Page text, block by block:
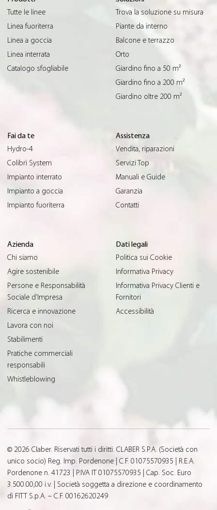
Tutte le linee
Linea fuoriterra
Linea a goccia
Linea interrata
Catalogo sfogliabile
Trova la soluzione su misura
Piante da interno
Balcone e terrazzo
Orto
Giardino fino a 50 m²
Giardino fino a 200 m²
Giardino oltre 200 m²
Fai da te
Hydro-4
Colibrì System
Impianto interrato
Impianto a goccia
Impianto fuoriterra
Assistenza
Vendita, riparazioni
Servizi Top
Manuali e Guide
Garanzia
Contatti
Azienda
Chi siamo
Agire sostenibile
Persone e Responsabilità
Sociale d’Impresa
Ricerca e innovazione
Lavora con noi
Stabilimenti
Pratiche commerciali
responsabili
Whistleblowing
Dati legali
Politica sui Cookie
Informativa Privacy
Informativa Privacy Clienti e
Fornitori
Accessibilità
© 2026 Claber. Riservati tutti i diritti. CLABER S.P.A. (Società con
unico socio) Reg. Imp. Pordenone | C.F. 01075570935 | R.E.A.
Pordenone n. 41723 | P.IVA IT 01075570935 | Cap. Soc. Euro
3.500.00,00 i.v. | Società soggetta a direzione e coordinamento
di FITT S.p.A. – C.F. 00162620249